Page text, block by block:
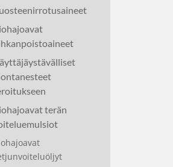
terän